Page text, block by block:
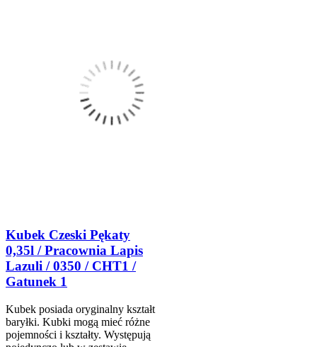
Kubek Czeski Pękaty
0,35l / Pracownia Lapis
Lazuli / 0350 / CHT1 /
Gatunek 1
Kubek posiada oryginalny kształt
baryłki. Kubki mogą mieć różne
pojemności i kształty. Występują